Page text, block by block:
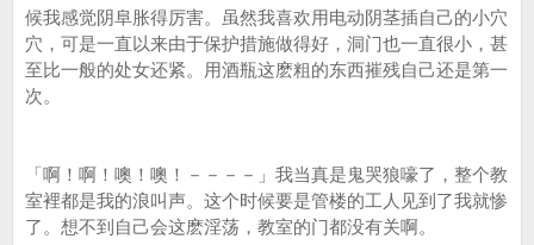
候我感觉阴阜胀得厉害。虽然我喜欢用电动阴茎插自己的小穴
穴，可是一直以来由于保护措施做得好，洞门也一直很小，甚
至比一般的处女还紧。用酒瓶这麽粗的东西摧残自己还是第一
次。
「啊！啊！噢！噢！－－－－」我当真是鬼哭狼嚎了，整个教
室裡都是我的浪叫声。这个时候要是管楼的工人见到了我就惨
了。想不到自己会这麽淫荡，教室的门都没有关啊。